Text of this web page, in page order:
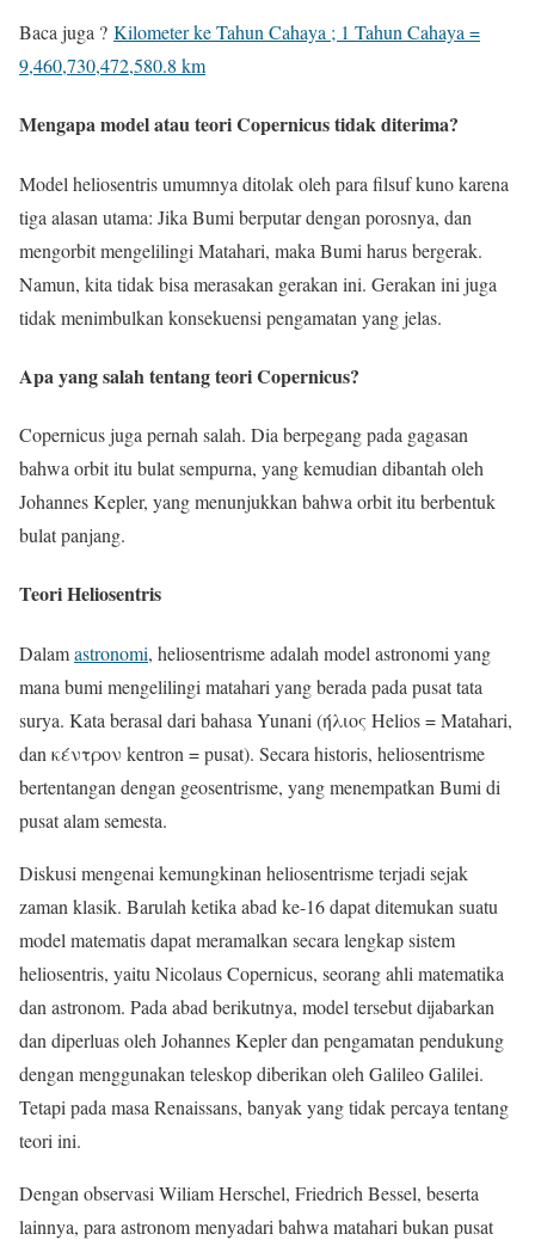
Baca juga ? Kilometer ke Tahun Cahaya ; 1 Tahun Cahaya =
9,460,730,472,580.8 km
Mengapa model atau teori Copernicus tidak diterima?
Model heliosentris umumnya ditolak oleh para filsuf kuno karena
tiga alasan utama: Jika Bumi berputar dengan porosnya, dan
mengorbit mengelilingi Matahari, maka Bumi harus bergerak.
Namun, kita tidak bisa merasakan gerakan ini. Gerakan ini juga
tidak menimbulkan konsekuensi pengamatan yang jelas.
Apa yang salah tentang teori Copernicus?
Copernicus juga pernah salah. Dia berpegang pada gagasan
bahwa orbit itu bulat sempurna, yang kemudian dibantah oleh
Johannes Kepler, yang menunjukkan bahwa orbit itu berbentuk
bulat panjang.
Teori Heliosentris
Dalamastronomi, heliosentrisme adalah model astronomi yang
mana bumi mengelilingi matahari yang berada pada pusat tata
surya. Kata berasal dari bahasa Yunani (ήλιος Helios = Matahari,
dan κέντρον kentron = pusat). Secara historis, heliosentrisme
bertentangan dengan geosentrisme, yang menempatkan Bumi di
pusat alam semesta.
Diskusi mengenai kemungkinan heliosentrisme terjadi sejak
zaman klasik. Barulah ketika abad ke-16 dapat ditemukan suatu
model matematis dapat meramalkan secara lengkap sistem
heliosentris, yaitu Nicolaus Copernicus, seorang ahli matematika
dan astronom. Pada abad berikutnya, model tersebut dijabarkan
dan diperluas oleh Johannes Kepler dan pengamatan pendukung
dengan menggunakan teleskop diberikan oleh Galileo Galilei.
Tetapi pada masa Renaissans, banyak yang tidak percaya tentang
teori ini.
Dengan observasi Wiliam Herschel, Friedrich Bessel, beserta
lainnya, para astronom menyadari bahwa matahari bukan pusat